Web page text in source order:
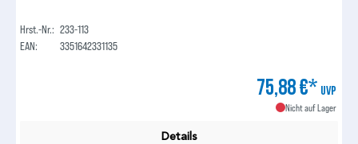
Hrst.-Nr.: 233-113
EAN:
3351642331135
75,88 €* UVP
Nicht auf Lager
Details